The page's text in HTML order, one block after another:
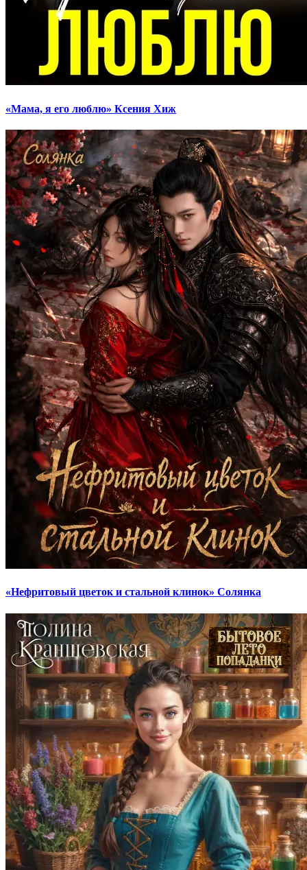
«Мама, я его люблю» Ксения Хиж
«Нефритовый цветок и стальной клинок» Солянка